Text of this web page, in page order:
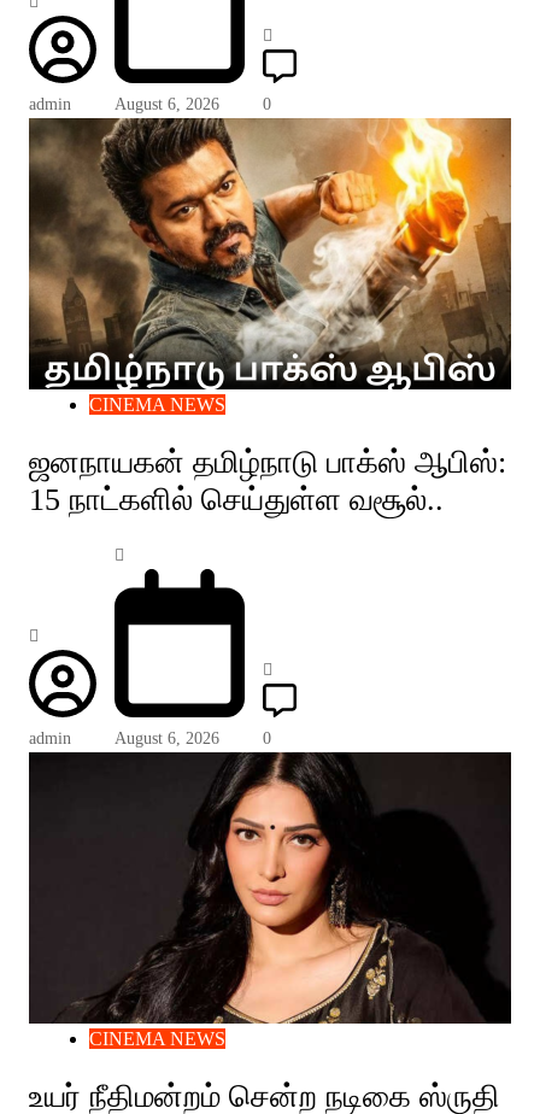
admin August 6, 2026 0
CINEMA NEWS
ஜனநாயகன் தமிழ்நாடு பாக்ஸ் ஆபிஸ்:
15 நாட்களில் செய்துள்ள வசூல்..
admin August 6, 2026 0
CINEMA NEWS
உயர் நீதிமன்றம் சென்ற நடிகை ஸ்ருதி